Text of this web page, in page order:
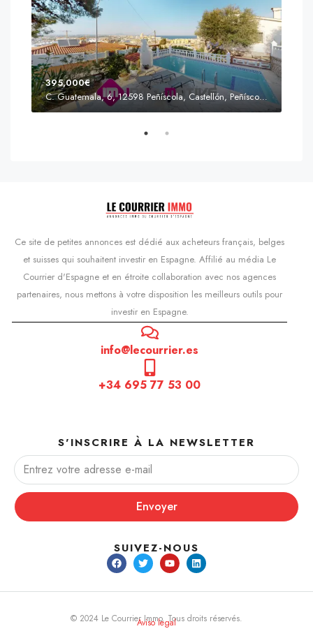
395,000€
C. Guatemala, 6, 12598 Peñíscola, Castellón, Peñíscola, Communauté valencienne
Ce site de petites annonces est dédié aux acheteurs français, belges
et suisses qui souhaitent investir en Espagne. Affilié au média Le
Courrier d'Espagne et en étroite collaboration avec nos agences
partenaires, nous mettons à votre disposition les meilleurs outils pour
investir en Espagne.
info@lecourrier.es
+34 695 77 53 00
S'INSCRIRE À LA NEWSLETTER
Envoyer
SUIVEZ-NOUS
© 2024 Le Courrier Immo. Tous droits réservés.
Aviso legal